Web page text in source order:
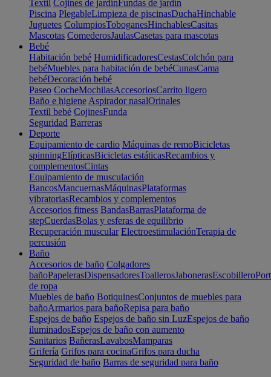
Textil Cojines de jardín Fundas de jardín
Piscina PlegableLimpieza de piscinasDuchaHinchable
Juguetes ColumpiosToboganesHinchablesCasitas
Mascotas ComederosJaulasCasetas para mascotas
Bebé
Habitación bebé HumidificadoresCestasColchón para
bebéMuebles para habitación de bebéCunasCama
bebéDecoración bebé
Paseo CocheMochilasAccesoriosCarrito ligero
Baño e higiene Aspirador nasalOrinales
Textil bebé CojinesFunda
Seguridad Barreras
Deporte
Equipamiento de cardio Máquinas de remoBicicletas
spinningElípticasBicicletas estáticasRecambios y
complementosCintas
Equipamiento de musculación
BancosMancuernasMáquinasPlataformas
vibratoriasRecambios y complementos
Accesorios fitness BandasBarrasPlataforma de
stepCuerdasBolas y esferas de equilibrio
Recuperación muscular ElectroestimulaciónTerapia de
percusión
Baño
Accesorios de baño Colgadores
bañoPapelerasDispensadoresToallerosJabonerasEscobillero
de ropa
Muebles de baño BotiquinesConjuntos de muebles para
bañoArmarios para bañoRepisa para baño
Espejos de baño Espejos de baño sin LuzEspejos de baño
iluminadosEspejos de baño con aumento
Sanitarios BañerasLavabosMamparas
Grifería Grifos para cocinaGrifos para ducha
Seguridad de baño Barras de seguridad para baño